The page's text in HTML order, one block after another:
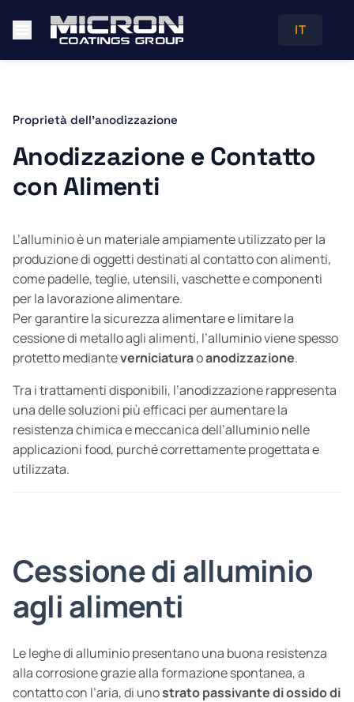
IT
Proprietà dell'anodizzazione
Anodizzazione e Contatto
con Alimenti
L’alluminio è un materiale ampiamente utilizzato per la
produzione di oggetti destinati al contatto con alimenti,
come padelle, teglie, utensili, vaschette e componenti
per la lavorazione alimentare.
Per garantire la sicurezza alimentare e limitare la
cessione di metallo agli alimenti, l’alluminio viene spesso
protetto medianteverniciaturaoanodizzazione.
Tra i trattamenti disponibili, l’anodizzazione rappresenta
una delle soluzioni più efficaci per aumentare la
resistenza chimica e meccanica dell’alluminio nelle
applicazioni food, purché correttamente progettata e
utilizzata.
Cessione di alluminio
agli alimenti
Le leghe di alluminio presentano una buona resistenza
alla corrosione grazie alla formazione spontanea, a
contatto con l’aria, di unostrato passivante di ossido di